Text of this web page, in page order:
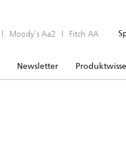
| Moody’s Aa2 | Fitch AA
Newsletter